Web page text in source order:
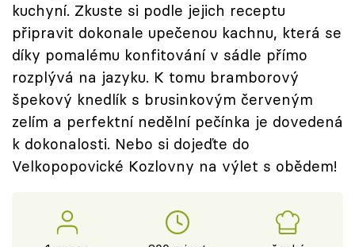
kuchyní. Zkuste si podle jejich receptu
připravit dokonale upečenou kachnu, která se
díky pomalému konfitování v sádle přímo
rozplývá na jazyku. K tomu bramborový
špekový knedlík s brusinkovým červeným
zelím a perfektní nedělní pečínka je dovedená
k dokonalosti. Nebo si dojeďte do
Velkopopovické Kozlovny na výlet s obědem!